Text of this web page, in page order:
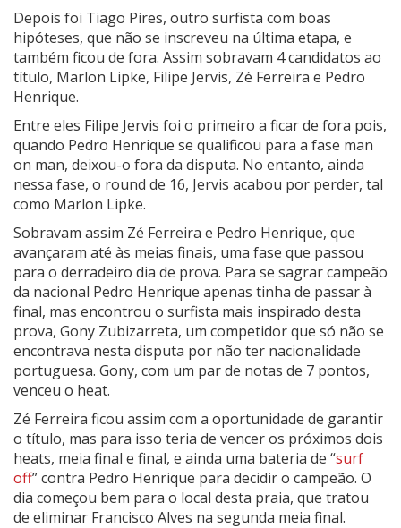
Depois foi Tiago Pires, outro surfista com boas
hipóteses, que não se inscreveu na última etapa, e
também ficou de fora. Assim sobravam 4 candidatos ao
título, Marlon Lipke, Filipe Jervis, Zé Ferreira e Pedro
Henrique.
Entre eles Filipe Jervis foi o primeiro a ficar de fora pois,
quando Pedro Henrique se qualificou para a fase man
on man, deixou-o fora da disputa. No entanto, ainda
nessa fase, o round de 16, Jervis acabou por perder, tal
como Marlon Lipke.
Sobravam assim Zé Ferreira e Pedro Henrique, que
avançaram até às meias finais, uma fase que passou
para o derradeiro dia de prova. Para se sagrar campeão
da nacional Pedro Henrique apenas tinha de passar à
final, mas encontrou o surfista mais inspirado desta
prova, Gony Zubizarreta, um competidor que só não se
encontrava nesta disputa por não ter nacionalidade
portuguesa. Gony, com um par de notas de 7 pontos,
venceu o heat.
Zé Ferreira ficou assim com a oportunidade de garantir
o título, mas para isso teria de vencer os próximos dois
heats, meia final e final, e ainda uma bateria de “surf
off” contra Pedro Henrique para decidir o campeão. O
dia começou bem para o local desta praia, que tratou
de eliminar Francisco Alves na segunda meia final.